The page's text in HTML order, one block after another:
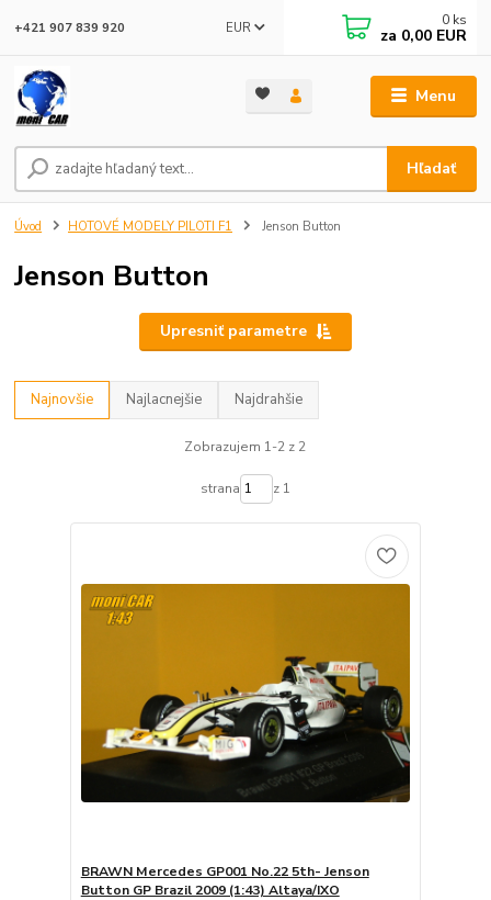
Menu
EUR
Hľadať
+421 907 839 920 0 ks
za 0,00 EUR
Úvod HOTOVÉ MODELY PILOTI F1 Jenson Button
Jenson Button
Upresniť parametre
Najnovšie Najlacnejšie Najdrahšie
Zobrazujem 1-2 z 2
strana z 1
BRAWN Mercedes GP001 No.22 5th- Jenson
Button GP Brazil 2009 (1:43) Altaya/IXO